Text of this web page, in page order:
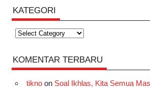
KATEGORI
Kategori
KOMENTAR TERBARU
tiknoon Soal Ikhlas, Kita Semua